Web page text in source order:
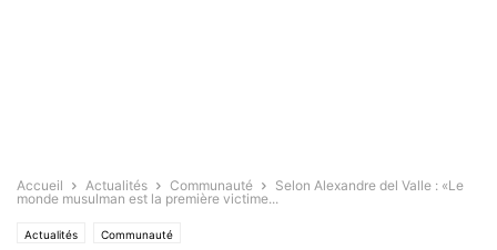
Accueil Actualités Communauté
Selon Alexandre del Valle : «Le
monde musulman est la première victime...
Actualités Communauté